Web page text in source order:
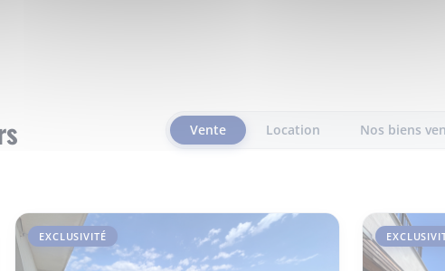
Vente Location Nos biens
EXCLUSIVITÉ